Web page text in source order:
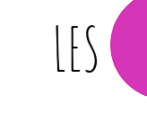
LES